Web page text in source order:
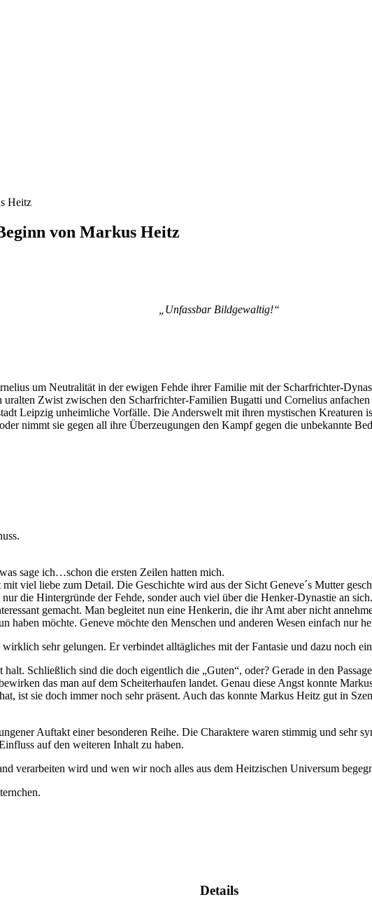
von Markus Heitz
„Unfassbar Bildgewaltig!“
um Neutralität in der ewigen Fehde ihrer Familie mit der Scharfrichter-
Zwist zwischen den Scharfrichter-Familien Bugatti und Cornelius anfachen
Leipzig unheimliche Vorfälle. Die Anderswelt mit ihren mystischen Kreaturen
nimmt sie gegen all ihre Überzeugungen den Kampf gegen die unbekannte
sage ich…schon die ersten Zeilen hatten mich.
viel liebe zum Detail. Die Geschichte wird aus der Sicht Geneve´s Mutter
die Hintergründe der Fehde, sonder auch viel über die Henker-Dynastie an
gemacht. Man begleitet nun eine Henkerin, die ihr Amt aber nicht
haben möchte. Geneve möchte den Menschen und anderen Wesen einfach nur
sehr gelungen. Er verbindet alltägliches mit der Fantasie und dazu noch
Schließlich sind die doch eigentlich die „Guten“, oder? Gerade in den
das man auf dem Scheiterhaufen landet. Genau diese Angst konnte
ist sie doch immer noch sehr präsent. Auch das konnte Markus Heitz gut in
Auftakt einer besonderen Reihe. Die Charaktere waren stimmig und sehr
auf den weiteren Inhalt zu haben.
verarbeiten wird und wen wir noch alles aus dem Heitzischen Universum
Details